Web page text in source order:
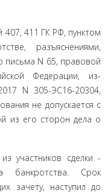
407, 411 ГК РФ, пунктом
разъяснениями,
письма N 65, право­вой
Федерации, из­
N 305-ЭС16-20304,
не допускается с
из его сторон дела о
участников сдел­ки -
банкротства. Срок
зачету, наступил до